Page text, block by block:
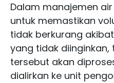
Dalam manajemen
untuk memastikan
tidak berkurang
yang tidak
tersebut akan
dialirkan ke unit